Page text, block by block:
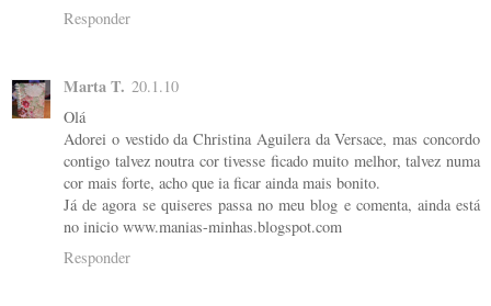
Responder
Marta T. 20.1.10
Olá
Adorei o vestido da Christina Aguilera da Versace, mas concordo
contigo talvez noutra cor tivesse ficado muito melhor, talvez numa
cor mais forte, acho que ia ficar ainda mais bonito.
Já de agora se quiseres passa no meu blog e comenta, ainda está
no inicio www.manias-minhas.blogspot.com
Responder